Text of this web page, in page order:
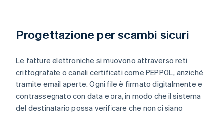
Progettazione per scambi sicuri
Le fatture elettroniche si muovono attraverso reti
crittografate o canali certificati come PEPPOL, anziché
tramite email aperte. Ogni file è firmato digitalmente e
contrassegnato con data e ora, in modo che il sistema
del destinatario possa verificare che non ci siano